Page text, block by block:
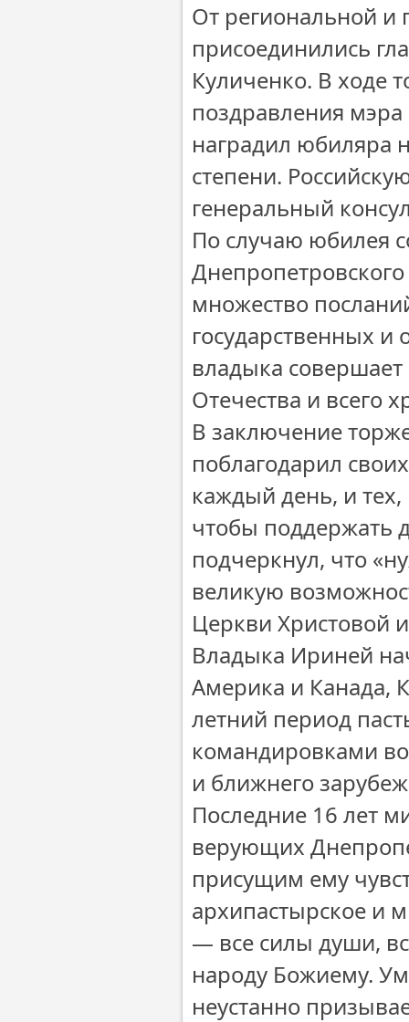
От региональной и
присоединились
Куличенко. В ходе
поздравления
наградил юбиляра
степени.
генеральный
По случаю юбилея
множество
государственных
владыка
Отечества и всего
В заключение
поблагодарил
каждый день, и
чтобы поддержать
подчеркнул, что
великую
Церкви Христовой
Владыка Ириней
Америка и Канада,
летний период
командировками
и ближнего
Последние 16 лет
верующих
присущим ему
архипастырское и
— все силы души,
народу Божиему.
неустанно